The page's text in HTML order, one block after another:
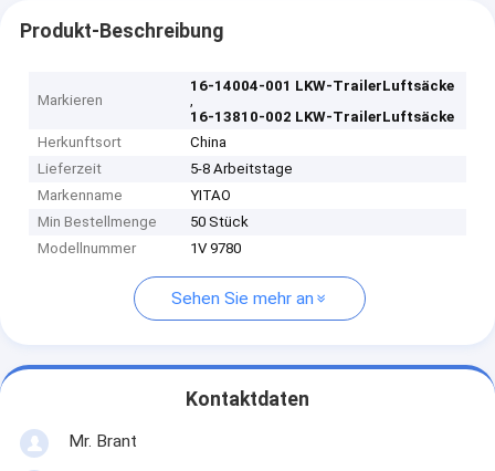
Produkt-Beschreibung
Markieren
16-14004-001 LKW-TrailerLuftsäcke
,
16-13810-002 LKW-TrailerLuftsäcke
Herkunftsort
China
Lieferzeit
5-8 Arbeitstage
Markenname
YITAO
Min Bestellmenge
50 Stück
Modellnummer
1V 9780
Sehen Sie mehr an
Kontaktdaten
Mr. Brant